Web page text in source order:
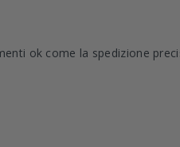
ok come la spedizione